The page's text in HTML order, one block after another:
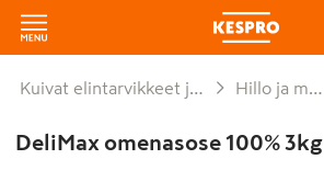
Kuivat elintarvikkeet ja säilykkeet Hillo ja marmeladi
DeliMax omenasose 100% 3kg